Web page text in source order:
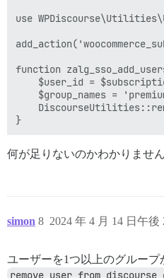
use
function
$user_id =
$group_names =
何が足りないのかわかりません
simon 2024 年 4 月 14 日午後
8
ユーザーを1つ以上のグループ